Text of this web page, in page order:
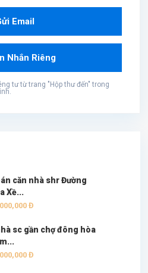
tư từ trang "Hộp thư đến" trong
căn nhà shr Đường
Xề...
Đ
sc gần chợ đông hòa
Đ